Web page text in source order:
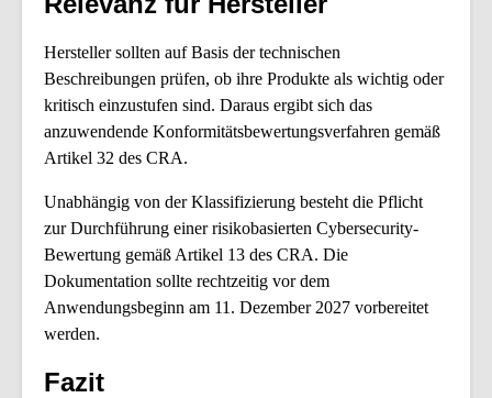
Hersteller sollten auf Basis der technischen
Beschreibungen prüfen, ob ihre Produkte als wichtig oder
kritisch einzustufen sind. Daraus ergibt sich das
anzuwendende Konformitätsbewertungsverfahren gemäß
Artikel 32 des CRA.
Unabhängig von der Klassifizierung besteht die Pflicht
zur Durchführung einer risikobasierten Cybersecurity-
Bewertung gemäß Artikel 13 des CRA. Die
Dokumentation sollte rechtzeitig vor dem
Anwendungsbeginn am 11. Dezember 2027 vorbereitet
werden.
Fazit